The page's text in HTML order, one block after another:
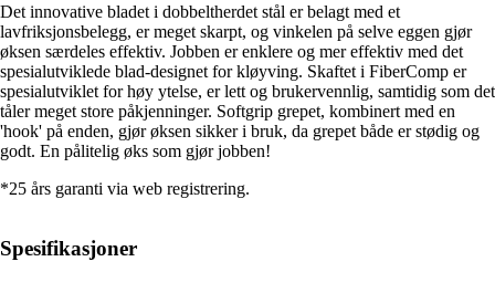
Det innovative bladet i dobbeltherdet stål er belagt med et
lavfriksjonsbelegg, er meget skarpt, og vinkelen på selve eggen gjør
øksen særdeles effektiv. Jobben er enklere og mer effektiv med det
spesialutviklede blad-designet for kløyving. Skaftet i FiberComp er
spesialutviklet for høy ytelse, er lett og brukervennlig, samtidig som det
tåler meget store påkjenninger. Softgrip grepet, kombinert med en
'hook' på enden, gjør øksen sikker i bruk, da grepet både er stødig og
godt. En pålitelig øks som gjør jobben!
*25 års garanti via web registrering.
Spesifikasjoner